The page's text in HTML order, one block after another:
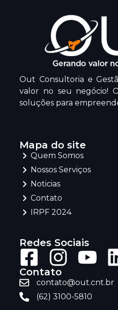
Out Consultoria e
valor no seu negócio!
soluções para
Mapa do site
Quem Somos
Nossos Serviços
Noticias
Contato
IRPF 2024
Redes Sociais
Contato
contato@out.cnt.br
(62) 3100-5810